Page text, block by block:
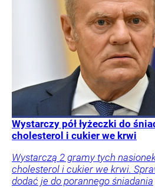
Wystarczy pół łyżeczki do
cholesterol i cukier we krwi
Wystarczą 2 gramy tych
cholesterol i cukier we krwi.
dodać je do porannego śniadania